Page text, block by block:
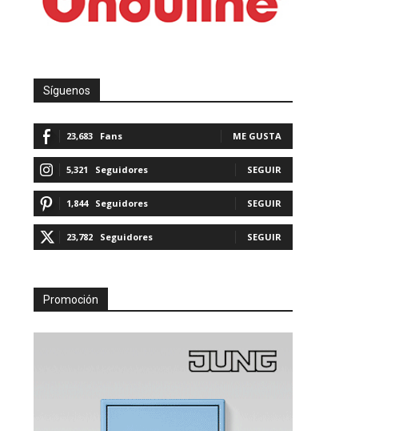
Síguenos
23,683 Fans ME GUSTA
5,321 Seguidores SEGUIR
1,844 Seguidores SEGUIR
23,782 Seguidores SEGUIR
Promoción